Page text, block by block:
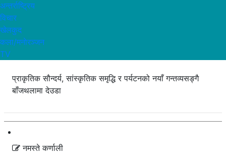
अन्तर्राष्ट्रिय
विचार
खेलकुद
कला/मनाेरञ्जन
TV
प्राकृतिक सौन्दर्य, सांस्कृतिक समृद्धि र पर्यटनको नयाँ गन्तव्यसङ्गै
बाँजथलामा देउडा
नमस्ते कर्णाली